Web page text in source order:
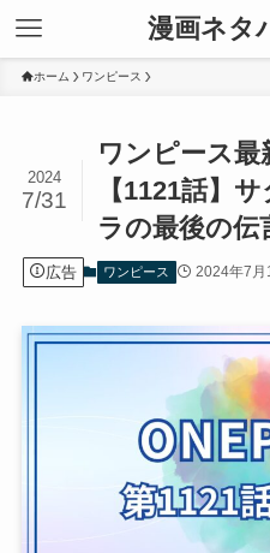
漫画ネタ
ホーム ワンピース
ワンピース
【1121話】
ラの最後の伝
2024
7/31
広告 ワンピース 2024年7月